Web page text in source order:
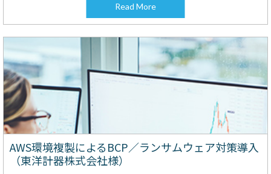
Read More
AWS環境複製によるBCP／ランサムウェア対策導入
（東洋計器株式会社様）